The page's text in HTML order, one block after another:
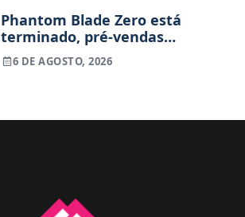
Phantom Blade Zero está
terminado, pré-vendas
começam na próxima semana
6 DE AGOSTO, 2026